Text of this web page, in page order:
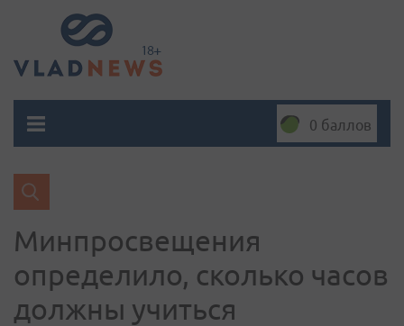
0 баллов
Минпросвещения
определило, сколько часов
должны учиться